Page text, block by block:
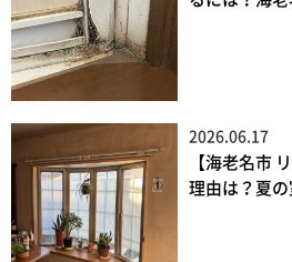
2026.06.17
【海老名市
理由は？夏